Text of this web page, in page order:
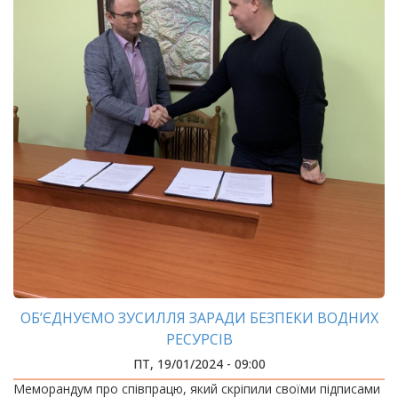
ОБ’ЄДНУЄМО ЗУСИЛЛЯ ЗАРАДИ БЕЗПЕКИ ВОДНИХ
РЕСУРСІВ
ПТ, 19/01/2024 - 09:00
Меморандум про співпрацю, який скріпили своїми підписами